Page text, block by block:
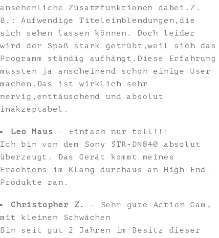
ansehenliche Zusatzfunktionen dabei.Z.
B.: Aufwendige Titeleinblendungen,die
sich sehen lassen können. Doch leider
wird der Spaß stark getrübt,weil sich das
Programm ständig aufhängt.Diese Erfahrung
mussten ja anscheinend schon einige User
machen.Das ist wirklich sehr
nervig,enttäuschend und absolut
inakzeptabel.
Leo Maus - Einfach nur toll!!!
Ich bin von dem Sony STR-DN840 absolut
überzeugt. Das Gerät kommt meines
Erachtens im Klang durchaus an High-End-
Produkte ran.
Christopher Z.
- Sehr gute Action Cam,
mit kleinen Schwächen
Bin seit gut 2 Jahren im Besitz dieser